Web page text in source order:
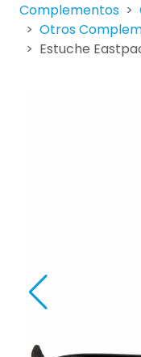
Complementos
Otros
Estuche